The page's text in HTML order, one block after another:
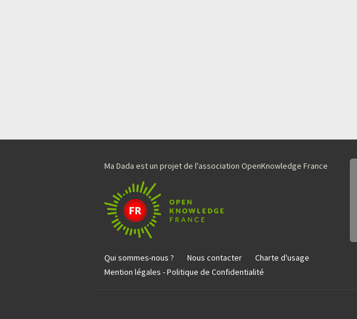
Ma Dada est un projet de l'association OpenKnowledge France
Qui sommes-nous ? Nous contacter
Charte d'usage
Mention légales - Politique de Confidentialité